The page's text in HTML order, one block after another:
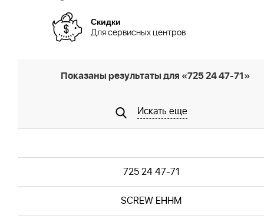
Скидки
Для сервисных центров
Показаны результаты для «725 24 47-71»
Искать еще
725 24 47-71
SCREW EHHM